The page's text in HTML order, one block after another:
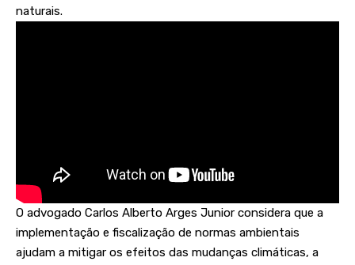
naturais.
O advogado Carlos Alberto Arges Junior considera que a
implementação e fiscalização de normas ambientais
ajudam a mitigar os efeitos das mudanças climáticas, a